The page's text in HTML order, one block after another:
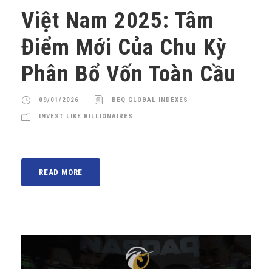
Việt Nam 2025: Tâm
Điểm Mới Của Chu Kỳ
Phân Bổ Vốn Toàn Cầu
09/01/2026 BEQ GLOBAL INDEXES
INVEST LIKE BILLIONAIRES
READ MORE